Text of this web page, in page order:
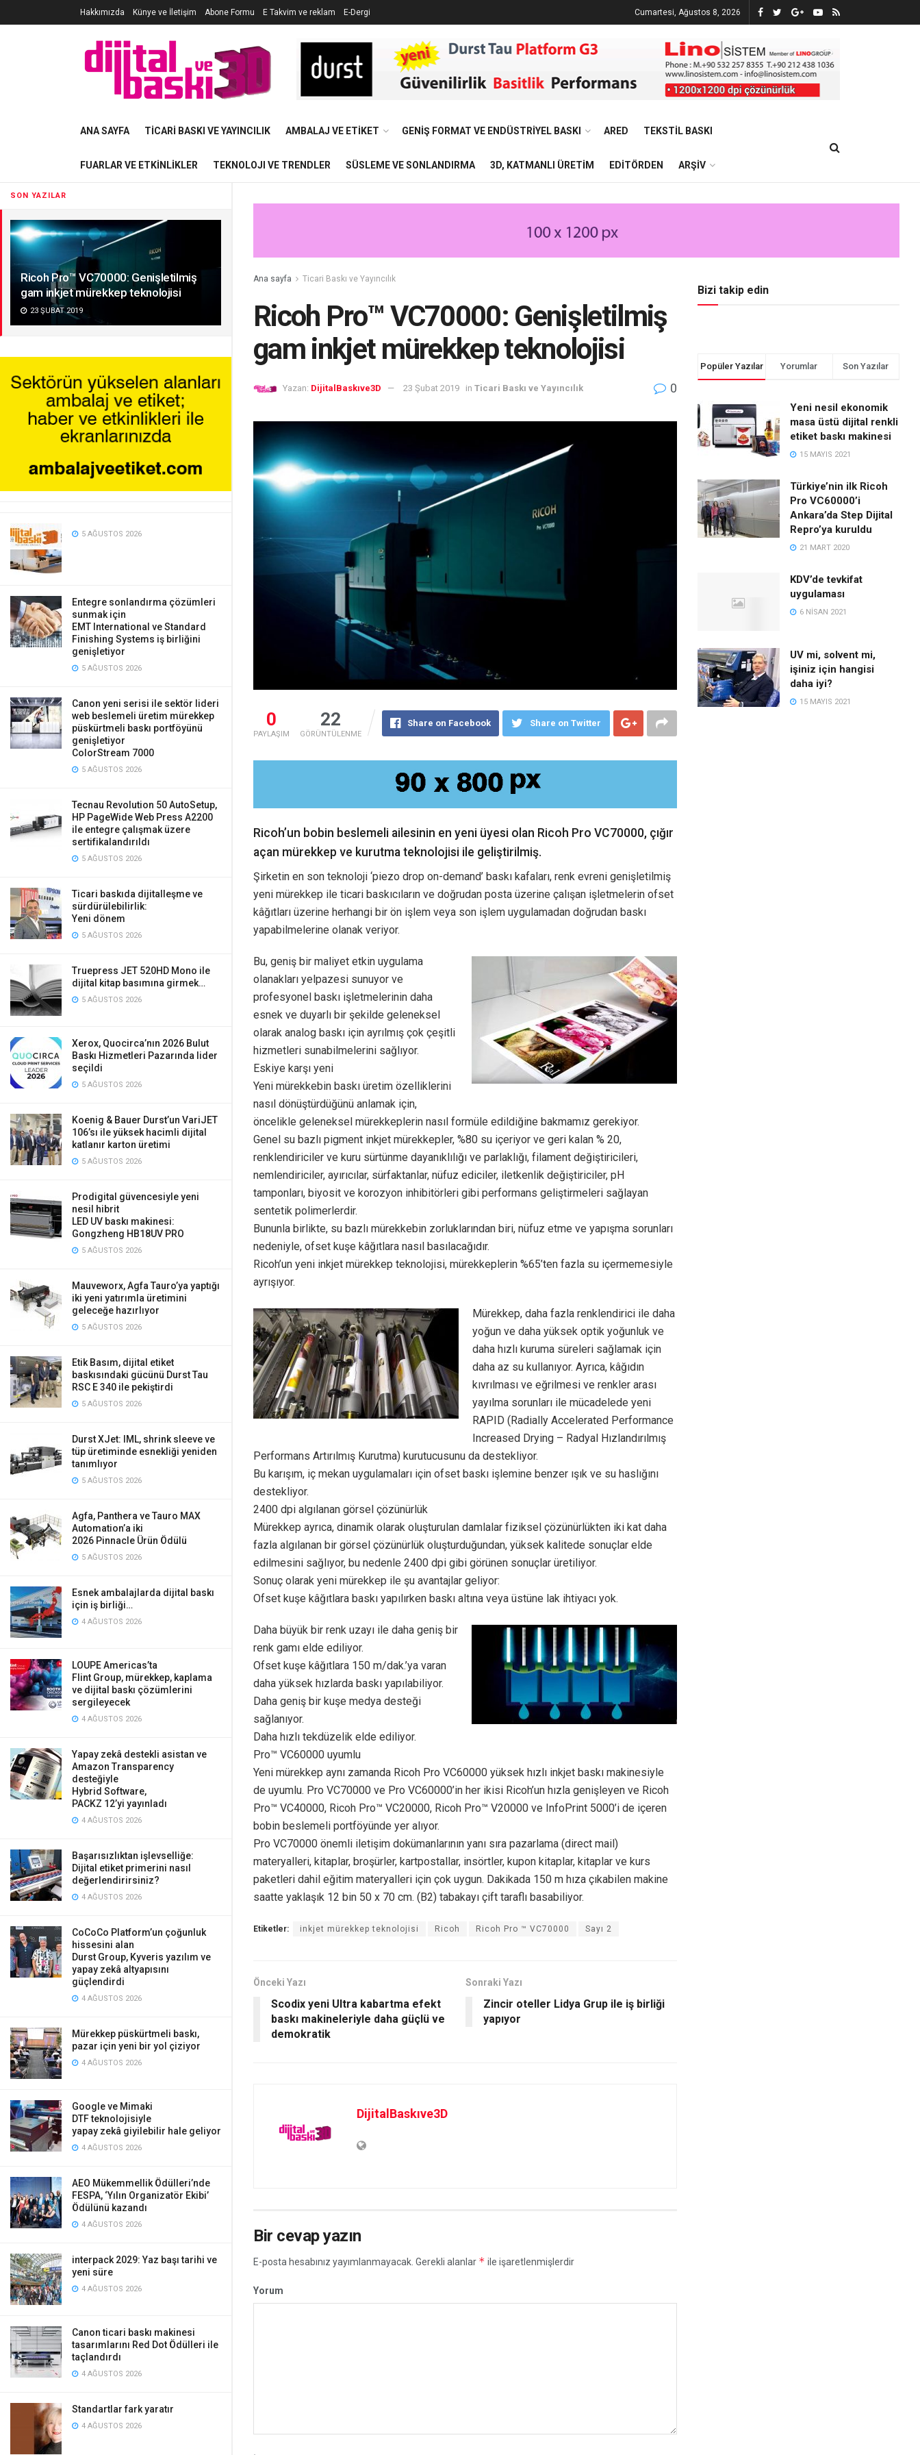
SON YAZILAR
Ricoh Pro™ VC70000: Genişletilmiş
gam inkjet mürekkep teknolojisi
23 ŞUBAT 2019
5 AĞUSTOS 2026
Entegre sonlandırma çözümleri
sunmak için
EMT International ve Standard
Finishing Systems iş birliğini
genişletiyor
5 AĞUSTOS 2026
Canon yeni serisi ile sektör lideri
web beslemeli üretim mürekkep
püskürtmeli baskı portföyünü
genişletiyor
ColorStream 7000
5 AĞUSTOS 2026
Tecnau Revolution 50 AutoSetup,
HP PageWide Web Press A2200
ile entegre çalışmak üzere
sertifikalandırıldı
5 AĞUSTOS 2026
Ticari baskıda dijitalleşme ve
sürdürülebilirlik:
Yeni dönem
5 AĞUSTOS 2026
Truepress JET 520HD Mono ile
dijital kitap basımına girmek…
5 AĞUSTOS 2026
Xerox, Quocirca’nın 2026 Bulut
Baskı Hizmetleri Pazarında lider
seçildi
5 AĞUSTOS 2026
Koenig & Bauer Durst’un VariJET
106’sı ile yüksek hacimli dijital
katlanır karton üretimi
5 AĞUSTOS 2026
Prodigital güvencesiyle yeni
nesil hibrit
LED UV baskı makinesi:
Gongzheng HB18UV PRO
5 AĞUSTOS 2026
Mauveworx, Agfa Tauro’ya yaptığı
iki yeni yatırımla üretimini
geleceğe hazırlıyor
5 AĞUSTOS 2026
Etik Basım, dijital etiket
baskısındaki gücünü Durst Tau
RSC E 340 ile pekiştirdi
5 AĞUSTOS 2026
Durst XJet: IML, shrink sleeve ve
tüp üretiminde esnekliği yeniden
tanımlıyor
5 AĞUSTOS 2026
Agfa, Panthera ve Tauro MAX
Automation’a iki
2026 Pinnacle Ürün Ödülü
5 AĞUSTOS 2026
Esnek ambalajlarda dijital baskı
için iş birliği…
4 AĞUSTOS 2026
LOUPE Americas’ta
Flint Group, mürekkep, kaplama
ve dijital baskı çözümlerini
sergileyecek
4 AĞUSTOS 2026
Yapay zekâ destekli asistan ve
Amazon Transparency
desteğiyle
Hybrid Software,
PACKZ 12’yi yayınladı
4 AĞUSTOS 2026
Başarısızlıktan işlevselliğe:
Dijital etiket primerini nasıl
değerlendirirsiniz?
4 AĞUSTOS 2026
CoCoCo Platform’un çoğunluk
hissesini alan
Durst Group, Kyveris yazılım ve
yapay zekâ altyapısını
güçlendirdi
4 AĞUSTOS 2026
Mürekkep püskürtmeli baskı,
pazar için yeni bir yol çiziyor
4 AĞUSTOS 2026
Google ve Mimaki
DTF teknolojisiyle
yapay zekâ giyilebilir hale geliyor
4 AĞUSTOS 2026
AEO Mükemmellik Ödülleri’nde
FESPA, ‘Yılın Organizatör Ekibi’
Ödülünü kazandı
4 AĞUSTOS 2026
interpack 2029: Yaz başı tarihi ve
yeni süre
4 AĞUSTOS 2026
Canon ticari baskı makinesi
tasarımlarını Red Dot Ödülleri ile
taçlandırdı
4 AĞUSTOS 2026
Standartlar fark yaratır
4 AĞUSTOS 2026
Hakkımızda Künye ve İletişim Abone Formu E Takvim ve reklam E-Dergi Cumartesi, Ağustos 8, 2026
ANA SAYFA TICARI BASKI VE YAYINCILIK AMBALAJ VE ETIKET GENIŞ FORMAT VE ENDÜSTRIYEL BASKI ARED TEKSTIL BASKI
FUARLAR VE ETKINLIKLER TEKNOLOJI VE TRENDLER SÜSLEME VE SONLANDIRMA 3D, KATMANLI ÜRETIM EDITÖRDEN ARŞIV
Ana sayfa Ticari Baskı ve Yayıncılık
Ricoh Pro™ VC70000: Genişletilmiş
gam inkjet mürekkep teknolojisi
Yazan: DijitalBaskıve3D 23 Şubat 2019 in Ticari Baskı ve Yayıncılık 0
0
PAYLAŞIM
22
GÖRÜNTÜLENME
Share on Facebook Share on Twitter
Ricoh’un bobin beslemeli ailesinin en yeni üyesi olan Ricoh Pro VC70000, çığır
açan mürekkep ve kurutma teknolojisi ile geliştirilmiş.
Şirketin en son teknoloji ‘piezo drop on-demand’ baskı kafaları, renk evreni genişletilmiş
yeni mürekkep ile ticari baskıcıların ve doğrudan posta üzerine çalışan işletmelerin ofset
kâğıtları üzerine herhangi bir ön işlem veya son işlem uygulamadan doğrudan baskı
yapabilmelerine olanak veriyor.
Bu, geniş bir maliyet etkin uygulama
olanakları yelpazesi sunuyor ve
profesyonel baskı işletmelerinin daha
esnek ve duyarlı bir şekilde geleneksel
olarak analog baskı için ayrılmış çok çeşitli
hizmetleri sunabilmelerini sağlıyor.
Eskiye karşı yeni
Yeni mürekkebin baskı üretim özelliklerini
nasıl dönüştürdüğünü anlamak için,
öncelikle geleneksel mürekkeplerin nasıl formüle edildiğine bakmamız gerekiyor.
Genel su bazlı pigment inkjet mürekkepler, %80 su içeriyor ve geri kalan % 20,
renklendiriciler ve kuru sürtünme dayanıklılığı ve parlaklığı, filament değiştiricileri,
nemlendiriciler, ayırıcılar, sürfaktanlar, nüfuz ediciler, iletkenlik değiştiriciler, pH
tamponları, biyosit ve korozyon inhibitörleri gibi performans geliştirmeleri sağlayan
sentetik polimerlerdir.
Bununla birlikte, su bazlı mürekkebin zorluklarından biri, nüfuz etme ve yapışma sorunları
nedeniyle, ofset kuşe kâğıtlara nasıl basılacağıdır.
Ricoh’un yeni inkjet mürekkep teknolojisi, mürekkeplerin %65’ten fazla su içermemesiyle
ayrışıyor.
Mürekkep, daha fazla renklendirici ile daha
yoğun ve daha yüksek optik yoğunluk ve
daha hızlı kuruma süreleri sağlamak için
daha az su kullanıyor. Ayrıca, kâğıdın
kıvrılması ve eğrilmesi ve renkler arası
yayılma sorunları ile mücadelede yeni
RAPID (Radially Accelerated Performance
Increased Drying – Radyal Hızlandırılmış
Performans Artırılmış Kurutma) kurutucusunu da destekliyor.
Bu karışım, iç mekan uygulamaları için ofset baskı işlemine benzer ışık ve su haslığını
destekliyor.
2400 dpi algılanan görsel çözünürlük
Mürekkep ayrıca, dinamik olarak oluşturulan damlalar fiziksel çözünürlükten iki kat daha
fazla algılanan bir görsel çözünürlük oluşturduğundan, yüksek kalitede sonuçlar elde
edilmesini sağlıyor, bu nedenle 2400 dpi gibi görünen sonuçlar üretiliyor.
Sonuç olarak yeni mürekkep ile şu avantajlar geliyor:
Ofset kuşe kâğıtlara baskı yapılırken baskı altına veya üstüne lak ihtiyacı yok.
Daha büyük bir renk uzayı ile daha geniş bir
renk gamı elde ediliyor.
Ofset kuşe kâğıtlara 150 m/dak.’ya varan
daha yüksek hızlarda baskı yapılabiliyor.
Daha geniş bir kuşe medya desteği
sağlanıyor.
Daha hızlı tekdüzelik elde ediliyor.
Pro™ VC60000 uyumlu
Yeni mürekkep aynı zamanda Ricoh Pro VC60000 yüksek hızlı inkjet baskı makinesiyle
de uyumlu. Pro VC70000 ve Pro VC60000’in her ikisi Ricoh’un hızla genişleyen ve Ricoh
Pro™ VC40000, Ricoh Pro™ VC20000, Ricoh Pro™ V20000 ve InfoPrint 5000’i de içeren
bobin beslemeli portföyünde yer alıyor.
Pro VC70000 önemli iletişim dokümanlarının yanı sıra pazarlama (direct mail)
materyalleri, kitaplar, broşürler, kartpostallar, insörtler, kupon kitaplar, kitaplar ve kurs
paketleri dahil eğitim materyalleri için çok uygun. Dakikada 150 m hıza çıkabilen makine
saatte yaklaşık 12 bin 50 x 70 cm. (B2) tabakayı çift taraflı basabiliyor.
Etiketler: inkjet mürekkep teknolojisi Ricoh Ricoh Pro ™ VC70000 Sayı 2
Önceki Yazı
Scodix yeni Ultra kabartma efekt
baskı makineleriyle daha güçlü ve
demokratik
Sonraki Yazı
Zincir oteller Lidya Grup ile iş birliği
yapıyor
DijitalBaskıve3D
Bir cevap yazın
E-posta hesabınız yayımlanmayacak. Gerekli alanlar * ile işaretlenmişlerdir
Yorum
Bizi takip edin
Popüler Yazılar Yorumlar Son Yazılar
Yeni nesil ekonomik
masa üstü dijital renkli
etiket baskı makinesi
15 MAYIS 2021
Türkiye’nin ilk Ricoh
Pro VC60000’i
Ankara’da Step Dijital
Repro’ya kuruldu
21 MART 2020
KDV’de tevkifat
uygulaması
6 NISAN 2021
UV mi, solvent mi,
işiniz için hangisi
daha iyi?
15 MAYIS 2021